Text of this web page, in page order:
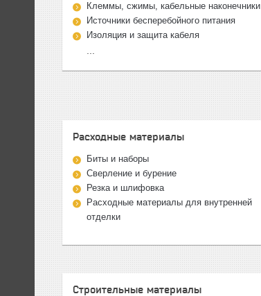
Клеммы, сжимы, кабельные наконечники
Источники бесперебойного питания
Изоляция и защита кабеля
Расходные материалы
Биты и наборы
Сверление и бурение
Резка и шлифовка
Расходные материалы для внутренней
отделки
Строительные материалы